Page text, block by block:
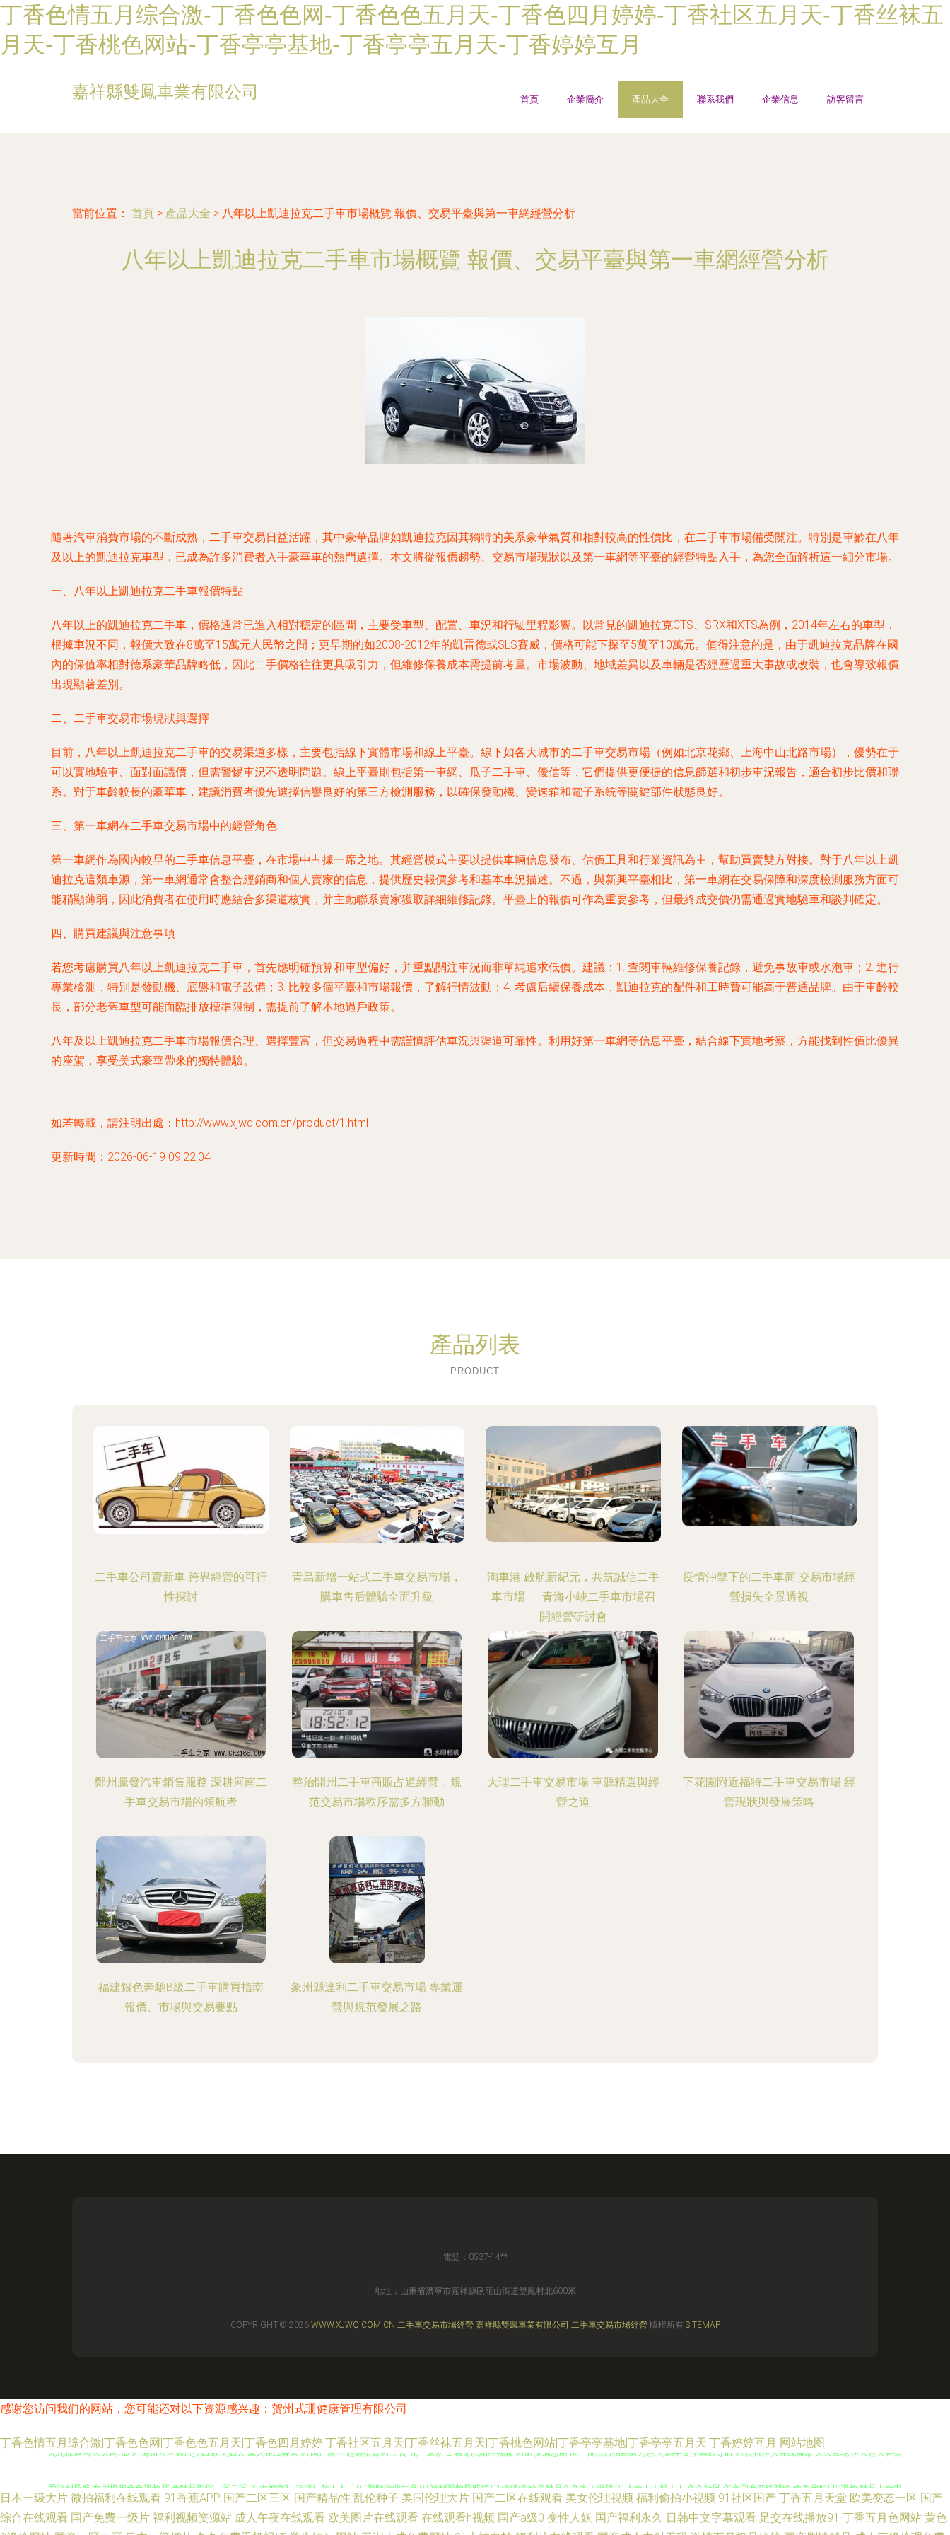
丁香色情五月综合激-丁香色色网-丁香色色五月天-丁香色四月婷婷-丁香社区五月天-丁香丝袜五
月天-丁香桃色网站-丁香亭亭基地-丁香亭亭五月天-丁香婷婷互月
嘉祥縣雙鳳車業有限公司 首頁 企業簡介 產品大全 聯系我們 企業信息 訪客留言
當前位置： 首頁 > 產品大全 > 八年以上凱迪拉克二手車市場概覽 報價、交易平臺與第一車網經營分析
八年以上凱迪拉克二手車市場概覽 報價、交易平臺與第一車網經營分析
隨著汽車消費市場的不斷成熟，二手車交易日益活躍，其中豪華品牌如凱迪拉克因其獨特的美系豪華氣質和相對較高的性價比，在二手車市場備受關注。特別是車齡在八年
及以上的凱迪拉克車型，已成為許多消費者入手豪華車的熱門選擇。本文將從報價趨勢、交易市場現狀以及第一車網等平臺的經營特點入手，為您全面解析這一細分市場。
一、八年以上凱迪拉克二手車報價特點
八年以上的凱迪拉克二手車，價格通常已進入相對穩定的區間，主要受車型、配置、車況和行駛里程影響。以常見的凱迪拉克CTS、SRX和XTS為例，2014年左右的車型，
根據車況不同，報價大致在8萬至15萬元人民幣之間；更早期的如2008-2012年的凱雷德或SLS賽威，價格可能下探至5萬至10萬元。值得注意的是，由于凱迪拉克品牌在國
內的保值率相對德系豪華品牌略低，因此二手價格往往更具吸引力，但維修保養成本需提前考量。市場波動、地域差異以及車輛是否經歷過重大事故或改裝，也會導致報價
出現顯著差別。
二、二手車交易市場現狀與選擇
目前，八年以上凱迪拉克二手車的交易渠道多樣，主要包括線下實體市場和線上平臺。線下如各大城市的二手車交易市場（例如北京花鄉、上海中山北路市場），優勢在于
可以實地驗車、面對面議價，但需警惕車況不透明問題。線上平臺則包括第一車網、瓜子二手車、優信等，它們提供更便捷的信息篩選和初步車況報告，適合初步比價和聯
系。對于車齡較長的豪華車，建議消費者優先選擇信譽良好的第三方檢測服務，以確保發動機、變速箱和電子系統等關鍵部件狀態良好。
三、第一車網在二手車交易市場中的經營角色
第一車網作為國內較早的二手車信息平臺，在市場中占據一席之地。其經營模式主要以提供車輛信息發布、估價工具和行業資訊為主，幫助買賣雙方對接。對于八年以上凱
迪拉克這類車源，第一車網通常會整合經銷商和個人賣家的信息，提供歷史報價參考和基本車況描述。不過，與新興平臺相比，第一車網在交易保障和深度檢測服務方面可
能稍顯薄弱，因此消費者在使用時應結合多渠道核實，并主動聯系賣家獲取詳細維修記錄。平臺上的報價可作為重要參考，但最終成交價仍需通過實地驗車和談判確定。
四、購買建議與注意事項
若您考慮購買八年以上凱迪拉克二手車，首先應明確預算和車型偏好，并重點關注車況而非單純追求低價。建議：1. 查閱車輛維修保養記錄，避免事故車或水泡車；2. 進行
專業檢測，特別是發動機、底盤和電子設備；3. 比較多個平臺和市場報價，了解行情波動；4. 考慮后續保養成本，凱迪拉克的配件和工時費可能高于普通品牌。由于車齡較
長，部分老舊車型可能面臨排放標準限制，需提前了解本地過戶政策。
八年及以上凱迪拉克二手車市場報價合理、選擇豐富，但交易過程中需謹慎評估車況與渠道可靠性。利用好第一車網等信息平臺，結合線下實地考察，方能找到性價比優異
的座駕，享受美式豪華帶來的獨特體驗。
如若轉載，請注明出處：http://www.xjwq.com.cn/product/1.html
更新時間：2026-06-19 09:22:04
產品列表
PRODUCT
二手車公司賣新車 跨界經營的可行
性探討
青島新增一站式二手車交易市場，
購車售后體驗全面升級
淘車港 啟航新紀元，共筑誠信二手
車市場——青海小峽二手車市場召
開經營研討會
疫情沖擊下的二手車商 交易市場經
營損失全景透視
鄭州騰發汽車銷售服務 深耕河南二
手車交易市場的領航者
整治開州二手車商販占道經營，規
范交易市場秩序需多方聯動
大理二手車交易市場 車源精選與經
營之道
下花園附近福特二手車交易市場 經
營現狀與發展策略
福建銀色奔馳B級二手車購買指南
報價、市場與交易要點
象州縣達利二手車交易市場 專業運
營與規范發展之路
電話：0537-14**
地址：山東省濟寧市嘉祥縣臥龍山街道雙鳳村北600米
COPYRIGHT © 2026 WWW.XJWQ.COM.CN 二手車交易市場經營 嘉祥縣雙鳳車業有限公司 二手車交易市場經營版權所有 SITEMAP
感谢您访问我们的网站，您可能还对以下资源感兴趣：贺州式珊健康管理有限公司
丁香色情五月综合激|丁香色色网|丁香色色五月天|丁香色四月婷婷|丁香社区五月天|丁香丝袜五月天|丁香桃色网站|丁香亭亭基地|丁香亭亭五月天|丁香婷婷互月 网站地图
九九操逼网 久久网AB 91海角社区邻居少妇 欧美妇人 成人在线香蕉 91国产黑丝 超碰蜜臀91上传 九一原创 日韩肏屄精品视频 91av资源总站 国产偷情自拍蝌蚪九色 无码中文字幕av导航 91蜜桃伊人在线播放 久久豆花 伊人色大香蕉
文字幕专区 亚洲五月天色色 92极品少妇午夜福利 久久精品多人 性生午夜av 91社电影院 丁香婷婷社区 老司机剧场 午液大香蕉 91黑料在线 超碰人人靠 久草成仁视频 色日韩欧美网 91福利微拍导航 av黑料在线 久久999 丝袜人妻无
日本一级大片 微拍福利在线观看 91香蕉APP 国产二区三区 国产精品性 乱伦种子 美国伦理大片 国产二区在线观看 美女伦理视频 福利偷拍小视频 91社区国产 丁香五月天堂 欧美变态一区 国产
综合在线观看 国产免费一级片 福利视频资源站 成人午夜在线观看 欧美图片在线观看 在线观看h视频 国产a级0 变性人妖 国产福利永久 日韩中文字幕观看 足交在线播放91 丁香五月色网站 黄色